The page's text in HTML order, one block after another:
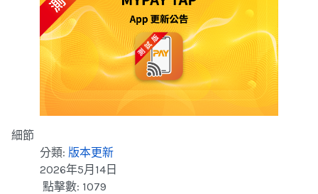
細節
分類: 版本更新
2026年5月14日
點擊數: 1079